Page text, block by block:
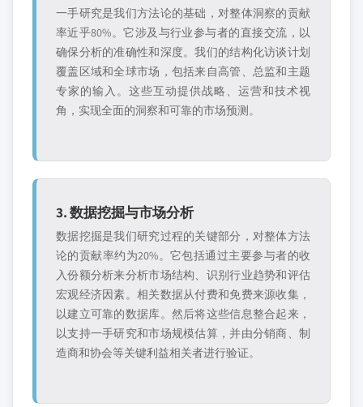
一手研究是我们方法论的基础，对整体洞察的贡献
率近乎80%。它涉及与行业参与者的直接交流，以
确保分析的准确性和深度。我们的结构化访谈计划
覆盖区域和全球市场，包括来自高管、总监和主题
专家的输入。这些互动提供战略、运营和技术视
角，实现全面的洞察和可靠的市场预测。
3. 数据挖掘与市场分析
数据挖掘是我们研究过程的关键部分，对整体方法
论的贡献率约为20%。它包括通过主要参与者的收
入份额分析来分析市场结构、识别行业趋势和评估
宏观经济因素。相关数据从付费和免费来源收集，
以建立可靠的数据库。然后将这些信息整合起来，
以支持一手研究和市场规模估算，并由分销商、制
造商和协会等关键利益相关者进行验证。